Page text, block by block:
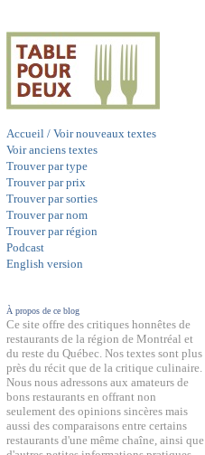
Accueil / Voir nouveaux textes
Voir anciens textes
Trouver par type
Trouver par prix
Trouver par sorties
Trouver par nom
Trouver par région
Podcast
English version
À propos de ce blog
Ce site offre des critiques honnêtes de
restaurants de la région de Montréal et
du reste du Québec. Nos textes sont plus
près du récit que de la critique culinaire.
Nous nous adressons aux amateurs de
bons restaurants en offrant non
seulement des opinions sincères mais
aussi des comparaisons entre certains
restaurants d'une même chaîne, ainsi que